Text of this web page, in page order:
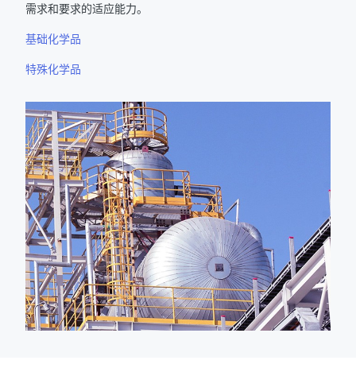
需求和要求的适应能力。
基础化学品
特殊化学品